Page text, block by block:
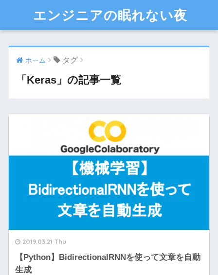
エンジニアの眠れない夜
ホーム タグ
「Keras」の記事一覧
2019.03.21 Thu
【Python】BidirectionalRNNを使って文章を自動
生成